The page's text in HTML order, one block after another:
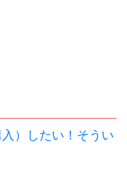
）したい！そうい